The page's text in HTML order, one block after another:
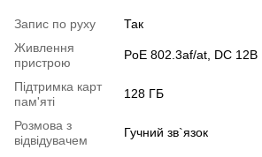
Запис по руху
Так
Живлення
пристрою
PoE 802.3af/at, DC 12В
Підтримка карт
пам'яті
128 ГБ
Розмова з
відвідувачем
Гучний зв`язок